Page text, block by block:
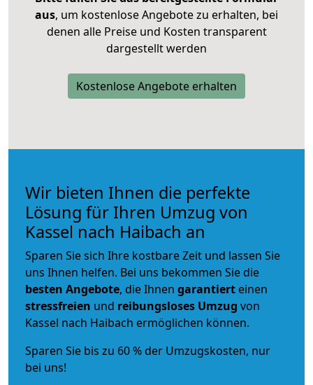
aus, um kostenlose Angebote zu erhalten, bei
denen alle Preise und Kosten transparent
dargestellt werden
Kostenlose Angebote erhalten
Wir bieten Ihnen die perfekte
Lösung für Ihren Umzug von
Kassel nach Haibach an
Sparen Sie sich Ihre kostbare Zeit und lassen Sie
uns Ihnen helfen. Bei uns bekommen Sie die
besten Angebote, die Ihnen garantiert einen
stressfreien und reibungsloses Umzug von
Kassel nach Haibach ermöglichen können.
Sparen Sie bis zu 60 % der Umzugskosten, nur
bei uns!